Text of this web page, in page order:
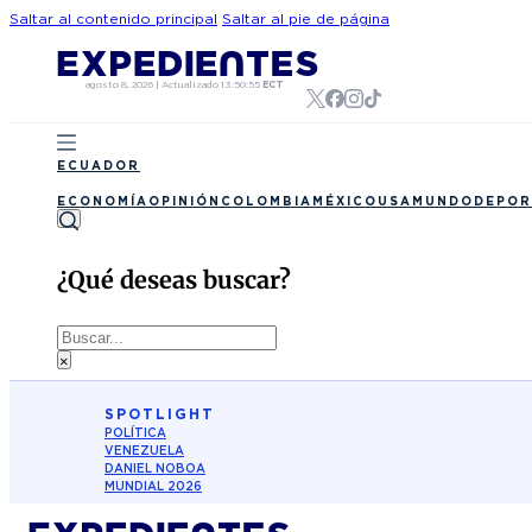
Saltar al contenido principal Saltar al pie de página
agosto 8, 2026 | Actualizado 13:50:55 ECT
ECUADOR
ECONOMÍA OPINIÓN COLOMBIA MÉXICO USA MUNDO
¿Qué deseas buscar?
Buscar
×
SPOTLIGHT
POLÍTICA
VENEZUELA
DANIEL NOBOA
MUNDIAL 2026